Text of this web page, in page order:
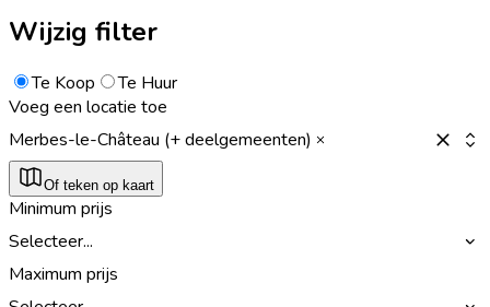
Wijzig filter
Te Koop
Te Huur
Voeg een locatie toe
Merbes-le-Château (+ deelgemeenten)
Of teken op kaart
Minimum prijs
Selecteer...
Maximum prijs